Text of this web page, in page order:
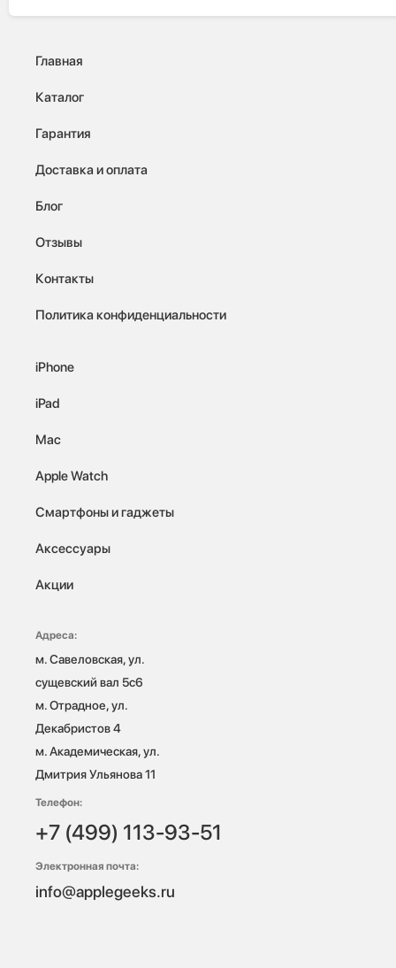
Главная
Каталог
Гарантия
Доставка и оплата
Блог
Отзывы
Контакты
Политика конфиденциальности
iPhone
iPad
Mac
Apple Watch
Смартфоны и гаджеты
Аксессуары
Акции
Адреса:
м. Савеловская, ул.
сущевский вал 5с6
м. Отрадное, ул.
Декабристов 4
м. Академическая, ул.
Дмитрия Ульянова 11
Телефон:
+7 (499) 113-93-51
Электронная почта:
info@applegeeks.ru